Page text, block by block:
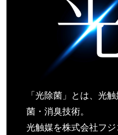
「光除菌」とは、光
菌・消臭技術。
光触媒を株式会社フ